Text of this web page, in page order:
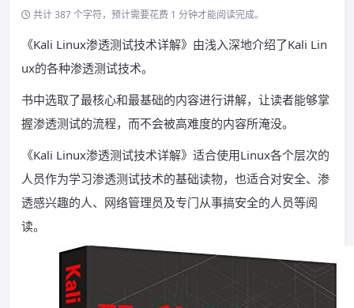
共计 387 个字符，预计需要花费 1 分钟才能阅读完成。
《Kali Linux渗透测试技术详解》由浅入深地介绍了Kali Lin
ux的各种渗透测试技术。
书中选取了最核心和最基础的内容进行讲解，让读者能够掌
握渗透测试的流程，而不会被高难度的内容所淹没。
《Kali Linux渗透测试技术详解》适合使用Linux各个层次的
人员作为学习渗透测试技术的基础读物，也适合对安全、渗
透感兴趣的人、网络管理员及专门从事搞安全的人员等阅
读。